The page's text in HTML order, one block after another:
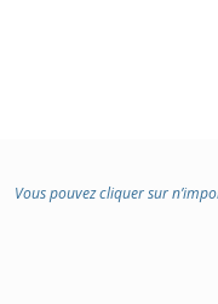
Vous pouvez cliquer sur